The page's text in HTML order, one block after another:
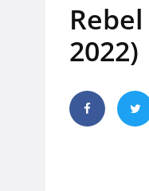
2022)